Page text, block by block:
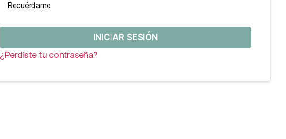
Recuérdame
INICIAR SESIÓN
¿Perdiste tu contraseña?